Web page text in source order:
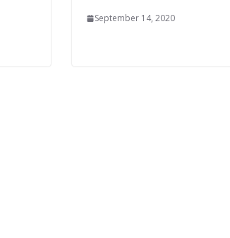
September 14, 2020